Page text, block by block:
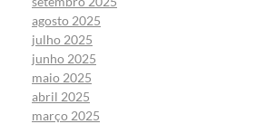
agosto 2025
julho 2025
junho 2025
maio 2025
abril 2025
março 2025